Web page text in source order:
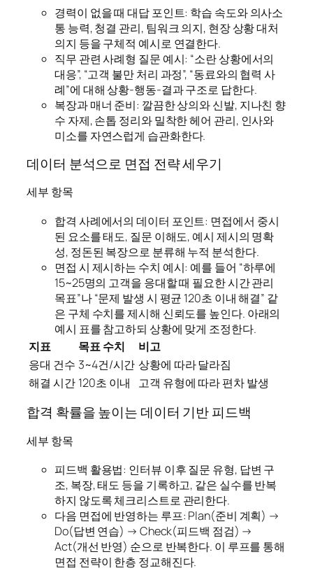
경력이 없을 때 대답 포인트: 학습 속도와 의사소
통 능력, 청결 관리, 팀워크 의지, 현장 상황 대처
의지 등을 구체적 예시로 연결한다.
직무 관련 사례형 질문 예시: “소란 상황에서의
대응”, “고객 불만 처리 과정”, “동료와의 협력 사
례”에 대해 상황-행동-결과 구조로 답한다.
복장과 매너 준비: 깔끔한 상의와 신발, 지나친 향
수 자제, 손톱 정리와 밀착한 헤어 관리, 인사와
미소를 자연스럽게 습관화한다.
데이터 분석으로 면접 전략 세우기
세부 항목
합격 사례에서의 데이터 포인트: 면접에서 중시
된 요소를 태도, 질문 이해도, 예시 제시의 명확
성, 정돈된 복장으로 분류해 누적 분석한다.
면접 시 제시하는 수치 예시: 예를 들어 “하루에
15~25명의 고객을 응대할 때 필요한 시간 관리
목표”나 “문제 발생 시 평균 120초 이내 해결” 같
은 구체 수치를 제시해 신뢰도를 높인다. 아래의
예시 표를 참고하되 상황에 맞게 조정한다.
지표
목표 수치
비고
응대 건수 3~4건/시간 상황에 따라 달라짐
해결 시간 120초 이내 고객 유형에 따라 편차 발생
합격 확률을 높이는 데이터 기반 피드백
세부 항목
피드백 활용법: 인터뷰 이후 질문 유형, 답변 구
조, 복장, 태도 등을 기록하고, 같은 실수를 반복
하지 않도록 체크리스트로 관리한다.
다음 면접에 반영하는 루프: Plan(준비 계획) →
Do(답변 연습) → Check(피드백 점검) →
Act(개선 반영) 순으로 반복한다. 이 루프를 통해
면접 전략이 한층 정교해진다.